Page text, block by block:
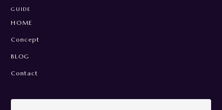
GUIDE
HOME
Concept
BLOG
Contact